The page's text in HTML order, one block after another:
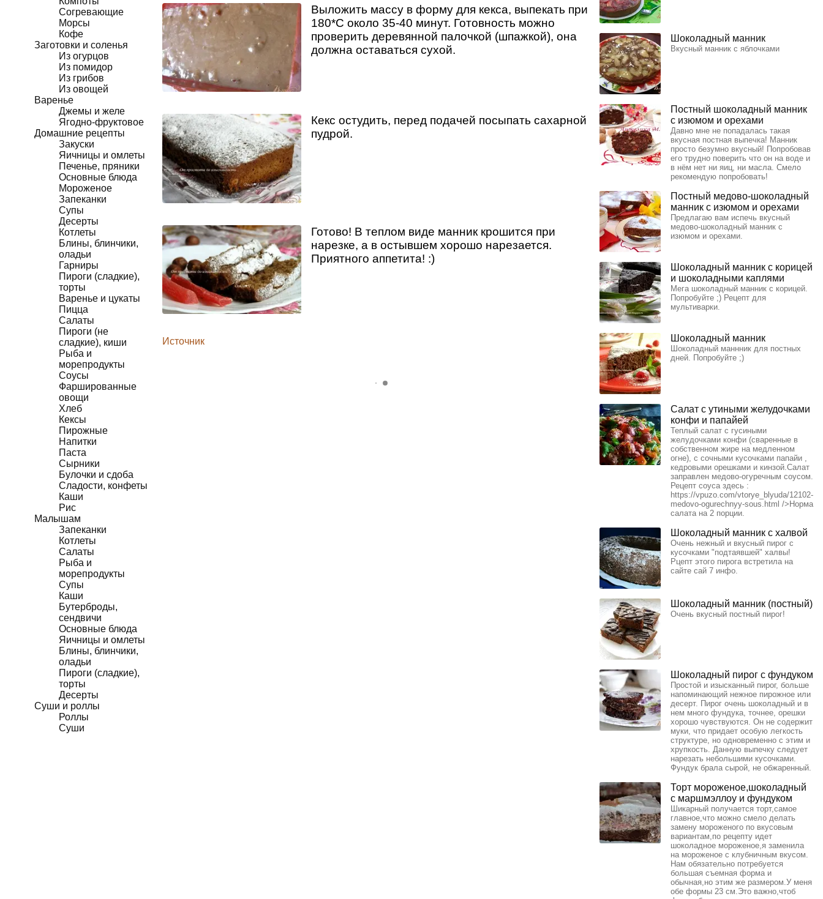
Согревающие
Морсы
Кофе
Заготовки и соленья
Из огурцов
Из помидор
Из грибов
Из овощей
Варенье
Джемы и желе
Ягодно-фруктовое
Домашние рецепты
Закуски
Яичницы и омлеты
Печенье, пряники
Основные блюда
Мороженое
Запеканки
Супы
Десерты
Котлеты
Блины, блинчики,
оладьи
Гарниры
Пироги (сладкие),
торты
Варенье и цукаты
Пицца
Салаты
Пироги (не
сладкие), киши
Рыба и
морепродукты
Соусы
Фаршированные
овощи
Хлеб
Кексы
Пирожные
Напитки
Паста
Сырники
Булочки и сдоба
Сладости, конфеты
Каши
Рис
Малышам
Запеканки
Котлеты
Салаты
Рыба и
морепродукты
Супы
Каши
Бутерброды,
сендвичи
Основные блюда
Яичницы и омлеты
Блины, блинчики,
оладьи
Пироги (сладкие),
торты
Десерты
Суши и роллы
Роллы
Суши
Выложить массу в форму для кекса, выпекать при
180*С около 35-40 минут. Готовность можно
проверить деревянной палочкой (шпажкой), она
должна оставаться сухой.
Кекс остудить, перед подачей посыпать сахарной
пудрой.
Готово! В теплом виде манник крошится при
нарезке, а в остывшем хорошо нарезается.
Приятного аппетита! :)
Источник
Шоколадный манник
Вкусный манник с яблочками
Постный шоколадный манник
с изюмом и орехами
Давно мне не попадалась такая
вкусная постная выпечка! Манник
просто безумно вкусный! Попробовав
его трудно поверить что он на воде и
в нём нет ни яиц, ни масла. Смело
рекомендую попробовать!
Постный медово-шоколадный
манник с изюмом и орехами
Предлагаю вам испечь вкусный
медово-шоколадный манник с
изюмом и орехами.
Шоколадный манник с корицей
и шоколадными каплями
Мега шоколадный манник с корицей.
Попробуйте ;) Рецепт для
мультиварки.
Шоколадный манник
Шоколадный маннник для постных
дней. Попробуйте ;)
Салат с утиными желудочками
конфи и папайей
Теплый салат с гусиными
желудочками конфи (сваренные в
собственном жире на медленном
огне), с сочными кусочками папайи ,
кедровыми орешками и кинзой.Салат
заправлен медово-огуречным соусом.
Рецепт соуса здесь :
https://vpuzo.com/vtorye_blyuda/12102-
medovo-ogurechnyy-sous.html />Норма
салата на 2 порции.
Шоколадный манник с халвой
Очень нежный и вкусный пирог с
кусочками "подтаявшей" халвы!
Рцепт этого пирога встретила на
сайте сай 7 инфо.
Шоколадный манник (постный)
Очень вкусный постный пирог!
Шоколадный пирог с фундуком
Простой и изысканный пирог, больше
напоминающий нежное пирожное или
десерт. Пирог очень шоколадный и в
нем много фундука, точнее, орешки
хорошо чувствуются. Он не содержит
муки, что придает особую легкость
структуре, но одновременно с этим и
хрупкость. Данную выпечку следует
нарезать небольшими кусочками.
Фундук брала сырой, не обжаренный.
Торт мороженое,шоколадный
с маршмэллоу и фундуком
Шикарный получается торт,самое
главное,что можно смело делать
замену мороженого по вкусовым
вариантам,по рецепту идет
шоколадное мороженое,я заменила
на мороженое с клубничным вкусом.
Нам обязательно потребуется
большая съемная форма и
обычная,но этим же размером.У меня
обе формы 23 см.Это важно,чтоб